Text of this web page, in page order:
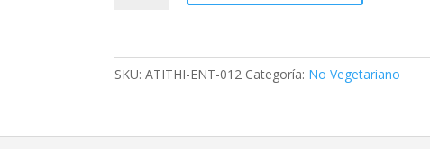
SKU:ATITHI-ENT-012 Categoría: No Vegetariano